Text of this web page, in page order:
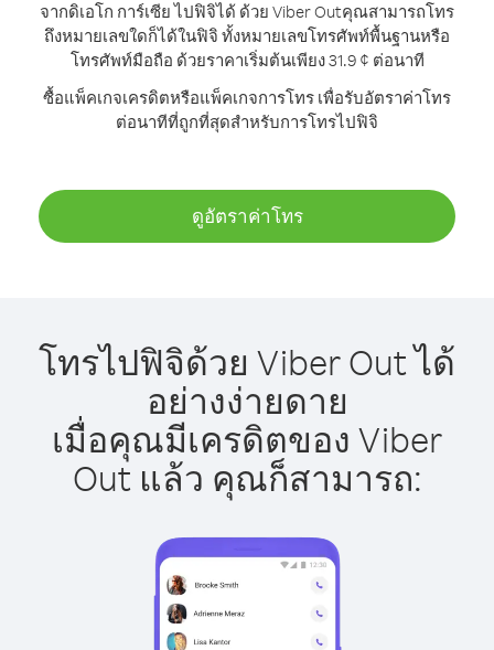
จากดิเอโก การ์เซีย ไปฟิจิได้ ด้วย Viber Outคุณสามารถโทร
ถึงหมายเลขใดก็ได้ในฟิจิ ทั้งหมายเลขโทรศัพท์พื้นฐานหรือ
โทรศัพท์มือถือ ด้วยราคาเริ่มต้นเพียง 31.9 ¢ ต่อนาที
ซื้อแพ็คเกจเครดิตหรือแพ็คเกจการโทร เพื่อรับอัตราค่าโทร
ต่อนาทีที่ถูกที่สุดสำหรับการโทรไปฟิจิ
ดูอัตราค่าโทร
โทรไปฟิจิด้วย Viber Out ได้
อย่างง่ายดาย
เมื่อคุณมีเครดิตของ Viber
Out แล้ว คุณก็สามารถ: